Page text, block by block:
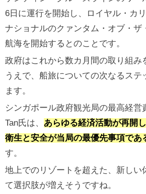
6日に運行を開始し、ロイヤル・カ
ナショナルのクァンタム・オブ・ザ
航海を開始するとのことです。
政府はこれから数カ月間の取り組み
うえで、船旅についての次なるステ
ます。
シンガポール政府観光局の最高経営
Tan氏は、 あらゆる経済活動が再開
衛生と安全が当局の最優先事項であ
す。
地上でのリゾートを超えた、新しい
て選択肢が増えそうですね。